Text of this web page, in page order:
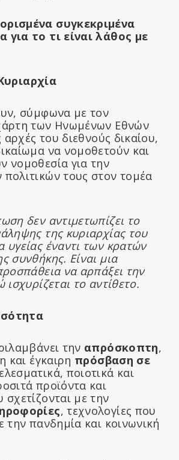
συγκεκριμένα
για το τι είναι λάθος με
σύμφωνα με τον
των Ηνωμένων Εθνών
αρχές του διεθνούς δικαίου,
να νομοθετούν και
νομοθεσία για την
τους στον τομέα
δεν αντιμετωπίζει το
της κυριαρχίας του
υγείας έναντι των κρατών
συνθήκης. Είναι μια
να αρπάξει την
ισχυρίζεται το αντίθετο.
την απρόσκοπτη,
και έγκαιρη πρόσβαση σε
ποιοτικά και
προϊόντα και
σχετίζονται με την
, τεχνολογίες που
την πανδημία και κοινωνική